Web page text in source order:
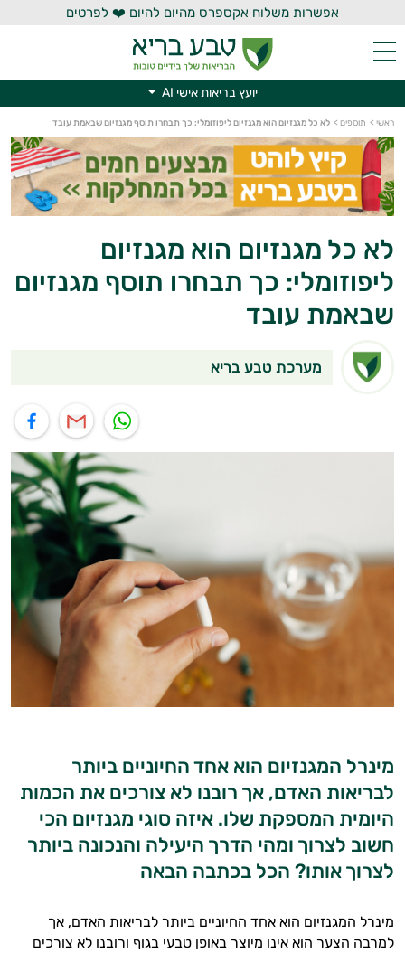
אפשרות משלוח אקספרס מהיום להיום ❤️ לפרטים
יועץ בריאות אישי AI
ראשי > תוספים > לא כל מגנזיום הוא מגנזיום ליפוזומלי: כך תבחרו תוסף מגנזיום שבאמת עובד
לא כל מגנזיום הוא מגנזיום
ליפוזומלי: כך תבחרו תוסף מגנזיום
שבאמת עובד
מערכת טבע בריא
מינרל המגנזיום הוא אחד החיוניים ביותר
לבריאות האדם, אך רובנו לא צורכים את הכמות
היומית המספקת שלו. איזה סוגי מגנזיום הכי
חשוב לצרוך ומהי הדרך היעילה והנכונה ביותר
לצרוך אותו? הכל בכתבה הבאה
מינרל המגנזיום הוא אחד החיוניים ביותר לבריאות האדם, אך
למרבה הצער הוא אינו מיוצר באופן טבעי בגוף ורובנו לא צורכים
יועץ בריאות אישי AI